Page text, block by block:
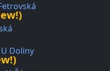
Doliny